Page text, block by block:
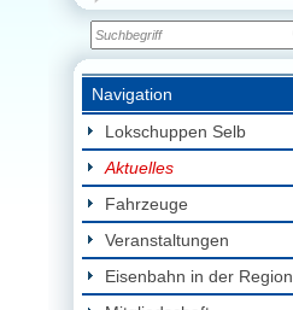
Navigation
Lokschuppen Selb
Aktuelles
Fahrzeuge
Veranstaltungen
Eisenbahn in der Region